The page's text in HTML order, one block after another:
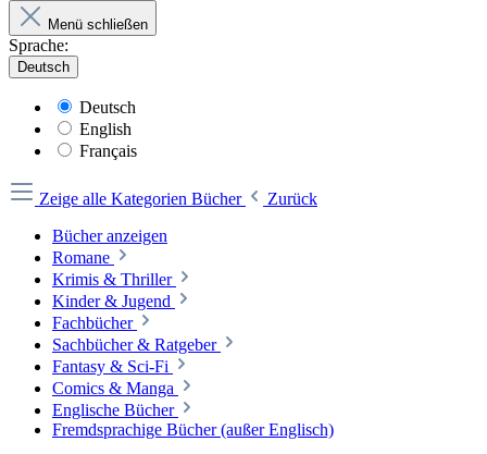
Menü schließen
Sprache:
Deutsch
Deutsch
English
Français
Zeige alle Kategorien Bücher
Zurück
Bücher anzeigen
Romane
Krimis & Thriller
Kinder & Jugend
Fachbücher
Sachbücher & Ratgeber
Fantasy & Sci-Fi
Comics & Manga
Englische Bücher
Fremdsprachige Bücher (außer Englisch)